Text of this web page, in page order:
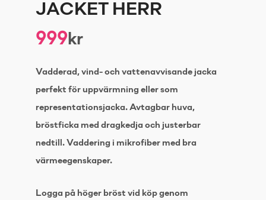
JACKET HERR
999kr
Vadderad, vind- och vattenavvisande jacka
perfekt för uppvärmning eller som
representationsjacka. Avtagbar huva,
bröstficka med dragkedja och justerbar
nedtill. Vaddering i mikrofiber med bra
värmeegenskaper.
Logga på höger bröst vid köp genom